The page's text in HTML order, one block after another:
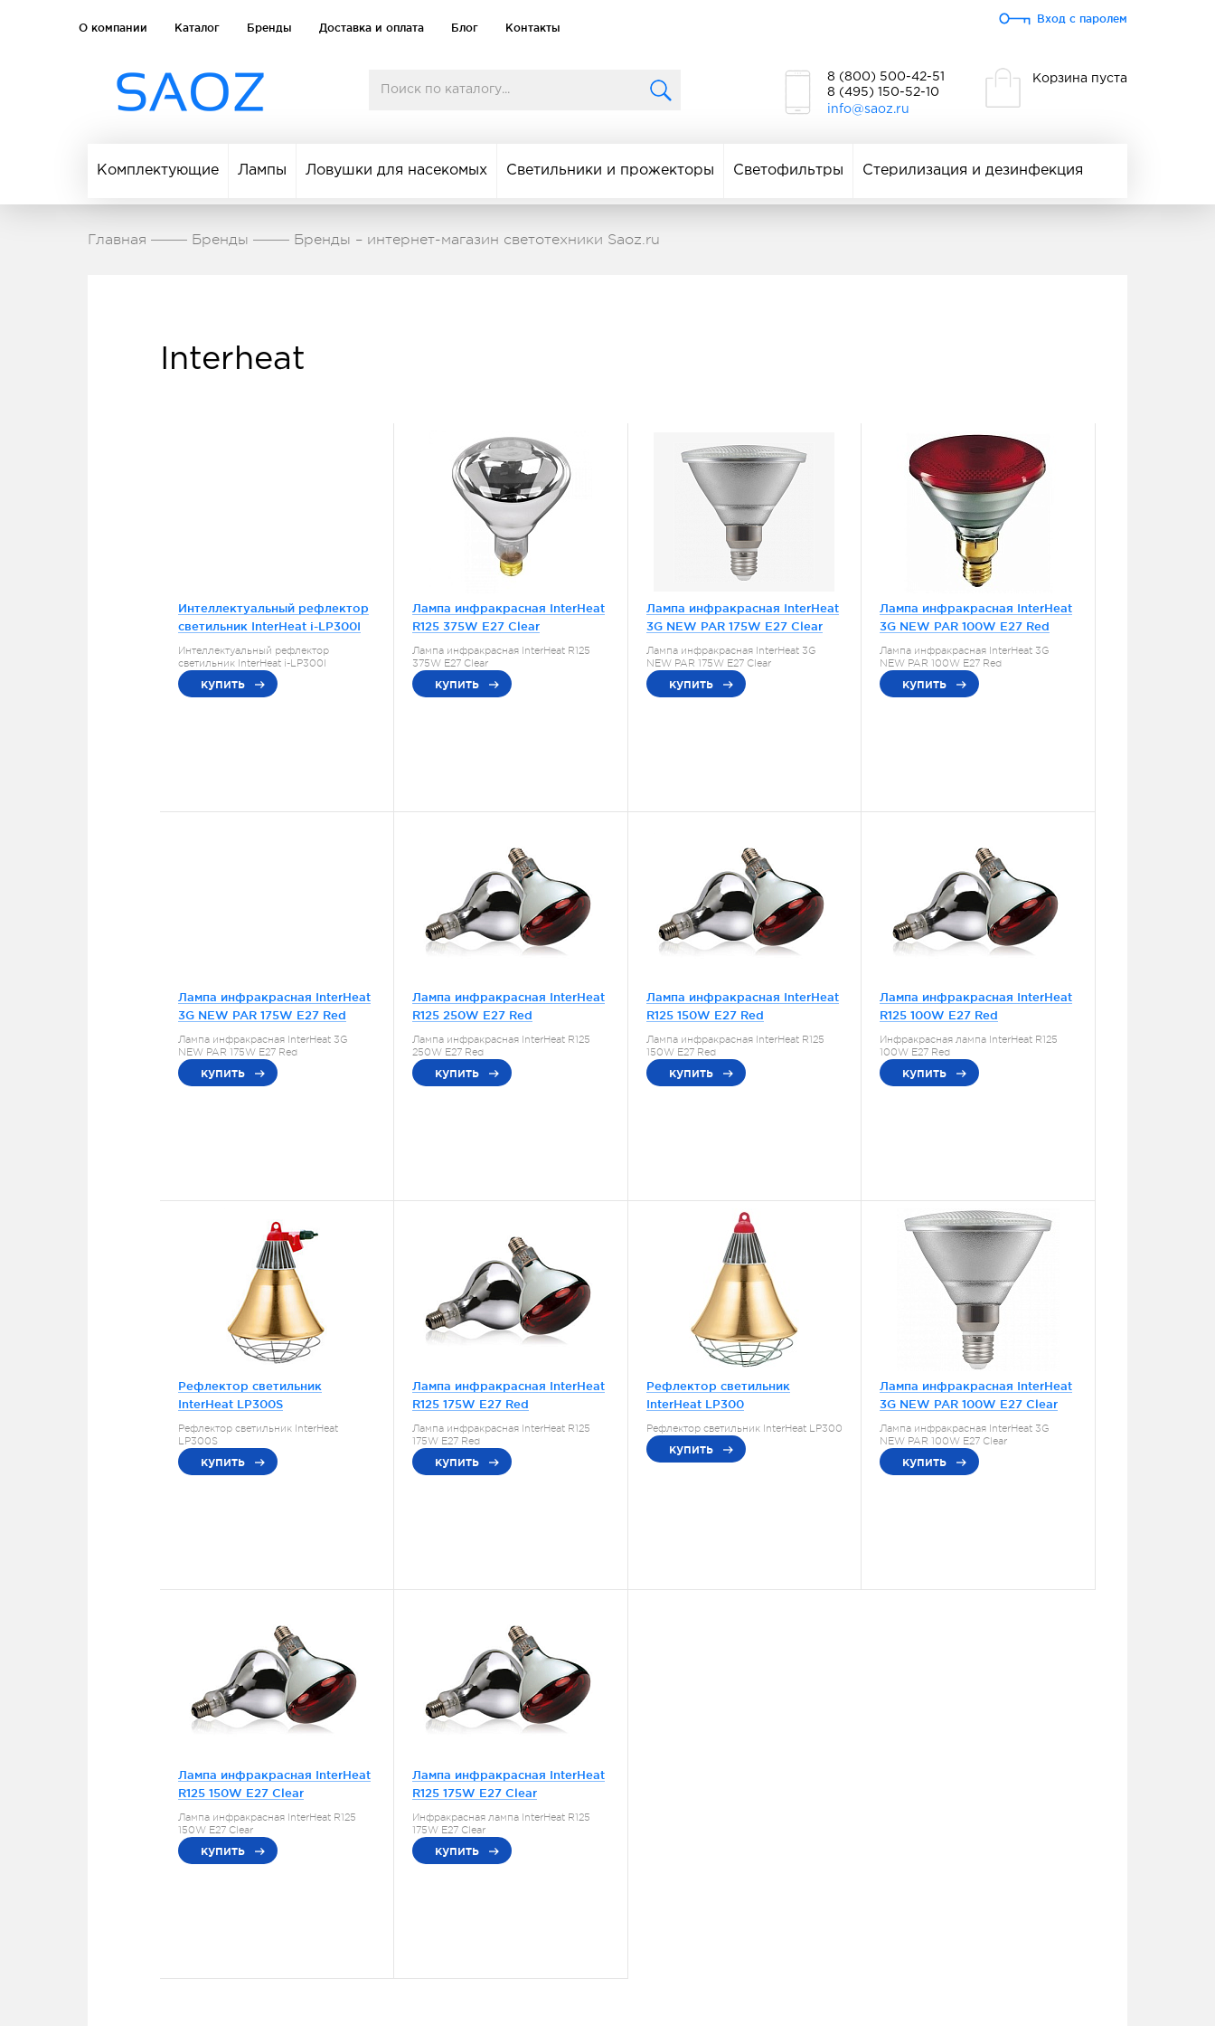
О компании Каталог Бренды Доставка и оплата Блог Контакты
Вход с паролем
8 (800) 500-42-51
8 (495) 150-52-10
info@saoz.ru
Корзина пуста
Комплектующие Лампы Ловушки для насекомых Светильники и прожекторы Светофильтры Стерилизация и дезинфекция
Главная Бренды Бренды – интернет-магазин светотехники Saoz.ru
Interheat
Интеллектуальный рефлектор
светильник InterHeat i-LP300I
Интеллектуальный рефлектор
светильник InterHeat i-LP300I
купить
Лампа инфракрасная InterHeat
R125 375W E27 Clear
Лампа инфракрасная InterHeat R125
375W E27 Clear
купить
Лампа инфракрасная InterHeat
3G NEW PAR 175W E27 Clear
Лампа инфракрасная InterHeat 3G
NEW PAR 175W E27 Clear
купить
Лампа инфракрасная InterHeat
3G NEW PAR 100W E27 Red
Лампа инфракрасная InterHeat 3G
NEW PAR 100W E27 Red
купить
Лампа инфракрасная InterHeat
3G NEW PAR 175W E27 Red
Лампа инфракрасная InterHeat 3G
NEW PAR 175W E27 Red
купить
Лампа инфракрасная InterHeat
R125 250W E27 Red
Лампа инфракрасная InterHeat R125
250W E27 Red
купить
Лампа инфракрасная InterHeat
R125 150W E27 Red
Лампа инфракрасная InterHeat R125
150W E27 Red
купить
Лампа инфракрасная InterHeat
R125 100W E27 Red
Инфракрасная лампа InterHeat R125
100W E27 Red
купить
Рефлектор светильник
InterHeat LP300S
Рефлектор светильник InterHeat
LP300S
купить
Лампа инфракрасная InterHeat
R125 175W E27 Red
Лампа инфракрасная InterHeat R125
175W E27 Red
купить
Рефлектор светильник
InterHeat LP300
Рефлектор светильник InterHeat LP300
купить
Лампа инфракрасная InterHeat
3G NEW PAR 100W E27 Clear
Лампа инфракрасная InterHeat 3G
NEW PAR 100W E27 Clear
купить
Лампа инфракрасная InterHeat
R125 150W E27 Clear
Лампа инфракрасная InterHeat R125
150W E27 Clear
купить
Лампа инфракрасная InterHeat
R125 175W E27 Clear
Инфракрасная лампа InterHeat R125
175W E27 Clear
купить